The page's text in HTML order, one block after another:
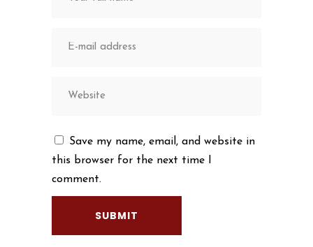
Save my name, email, and website in
this browser for the next time I
comment.